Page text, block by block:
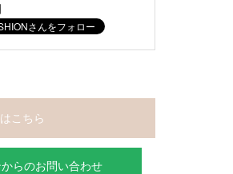
こちら
らのお問い合わせ